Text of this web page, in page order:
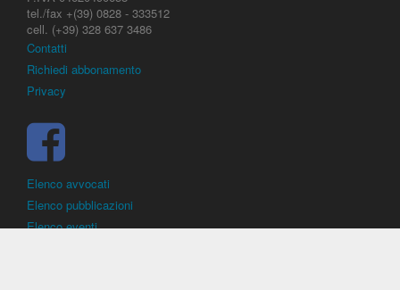
tel./fax +(39) 0828 - 333512
cell. (+39) 328 637 3486
Contatti
Richiedi abbonamento
Privacy
Elenco avvocati
Elenco pubblicazioni
Elenco eventi